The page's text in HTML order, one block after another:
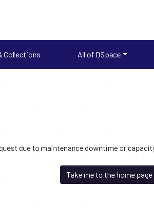
Collections All of DSpace
due to maintenance downtime or
Take me to the home page